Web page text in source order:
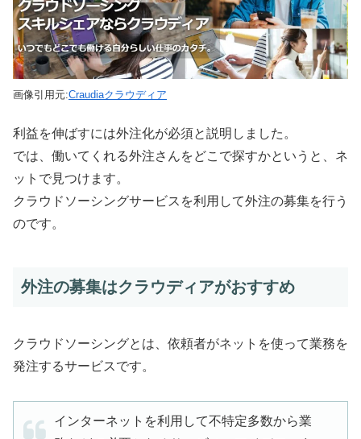
画像引用元:Craudiaクラウディア
利益を伸ばすには外注化が必須と説明しました。
では、働いてくれる外注さんをどこで探すかというと、ネ
ットで見つけます。
クラウドソーシングサービスを利用して外注の募集を行う
のです。
外注の募集はクラウディアがおすすめ
クラウドソーシングとは、依頼者がネットを使って業務を
発注するサービスです。
インターネットを利用して不特定多数から業